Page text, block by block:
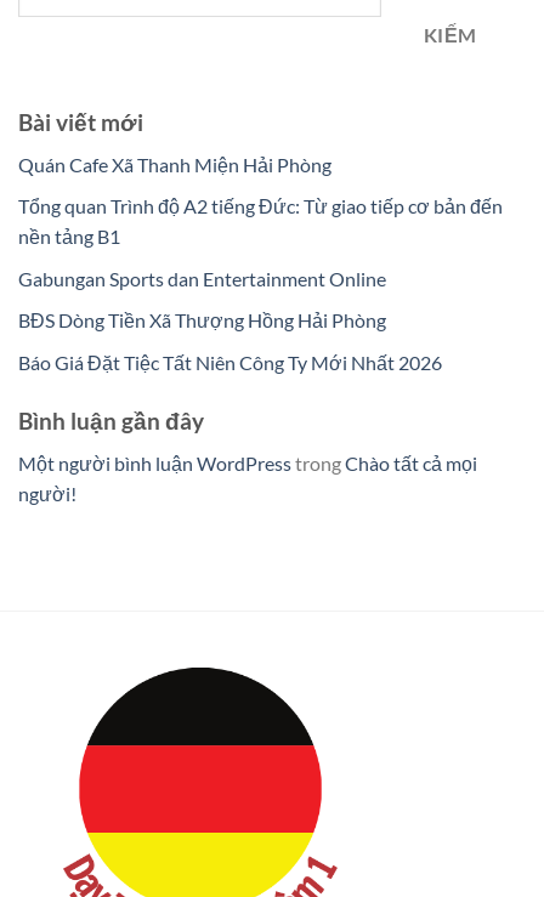
KIẾM
Bài viết mới
Quán Cafe Xã Thanh Miện Hải Phòng
Tổng quan Trình độ A2 tiếng Đức: Từ giao tiếp cơ bản đến
nền tảng B1
Gabungan Sports dan Entertainment Online
BĐS Dòng Tiền Xã Thượng Hồng Hải Phòng
Báo Giá Đặt Tiệc Tất Niên Công Ty Mới Nhất 2026
Bình luận gần đây
Một người bình luận WordPresstrongChào tất cả mọi
người!